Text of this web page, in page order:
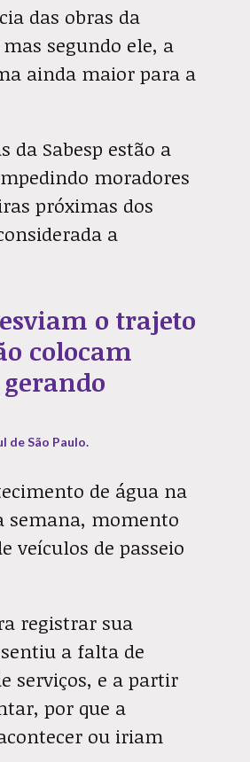
das obras da
segundo ele, a
ainda maior para a
da Sabesp estão a
moradores
próximas dos
a
o trajeto
colocam
de São Paulo.
de água na
semana, momento
veículos de passeio
registrar sua
a falta de
serviços, e a partir
por que a
ou iriam